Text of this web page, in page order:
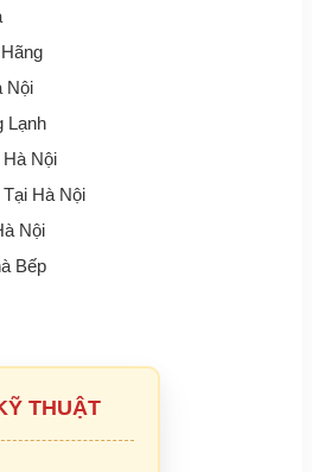
Nội
Lạnh
Nội
Hà Nội
Nội
Bếp
THUẬT